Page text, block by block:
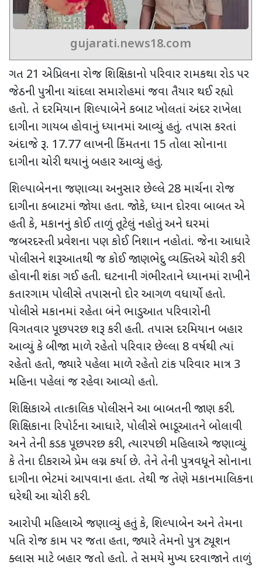
gujarati.news18.com
ગત 21 એપ્રિલના રોજ શિક્ષિકાનો પરિવાર રામકથા રોડ પર
જેઠની પુત્રીના ચાંદલા સમારોહમાં જવા તૈયાર થઈ રહ્યો
હતો. તે દરમિયાન શિલ્પાબેને કબાટ ખોલતાં અંદર રાખેલા
દાગીના ગાયબ હોવાનું ધ્યાનમાં આવ્યું હતું. તપાસ કરતાં
અંદાજે રૂ. 17.77 લાખની કિંમતના 15 તોલા સોનાના
દાગીના ચોરી થયાનું બહાર આવ્યું હતું.
શિલ્પાબેનના જણાવ્યા અનુસાર છેલ્લે 28 માર્ચના રોજ
દાગીના કબાટમાં જોયા હતા. જોકે, ધ્યાન દોરવા બાબત એ
હતી કે, મકાનનું કોઈ તાળું તૂટેલું નહોતું અને ઘરમાં
જબરદસ્તી પ્રવેશના પણ કોઈ નિશાન નહોતાં. જેના આધારે
પોલીસને શરૂઆતથી જ કોઈ જાણભેદુ વ્યક્તિએ ચોરી કરી
હોવાની શંકા ગઈ હતી. ઘટનાની ગંભીરતાને ધ્યાનમાં રાખીને
કતારગામ પોલીસે તપાસનો દોર આગળ વધાર્યો હતો.
પોલીસે મકાનમાં રહેતા બંને ભાડુઆત પરિવારોની
વિગતવાર પૂછપરછ શરૂ કરી હતી. તપાસ દરમિયાન બહાર
આવ્યું કે બીજા માળે રહેતો પરિવાર છેલ્લા 8 વર્ષથી ત્યાં
રહેતો હતો, જ્યારે પહેલા માળે રહેતો ટાંક પરિવાર માત્ર 3
મહિના પહેલાં જ રહેવા આવ્યો હતો.
શિક્ષિકાએ તાત્કાલિક પોલીસને આ બાબતની જાણ કરી.
શિક્ષિકાના રિપોર્ટના આધારે, પોલીસે ભાડૂઆતને બોલાવી
અને તેની કડક પૂછપરછ કરી, ત્યારપછી મહિલાએ જણાવ્યું
કે તેના દીકરાએ પ્રેમ લગ્ન કર્યા છે. તેને તેની પુત્રવધૂને સોનાના
દાગીના ભેટમાં આપવાના હતા. તેથી જ તેણે મકાનમાલિકના
ઘરેથી આ ચોરી કરી.
આરોપી મહિલાએ જણાવ્યું હતું કે, શિલ્પાબેન અને તેમના
પતિ રોજ કામ પર જતા હતા, જ્યારે તેમનો પુત્ર ટ્યૂશન
ક્લાસ માટે બહાર જતો હતો. તે સમયે મુખ્ય દરવાજાને તાળું